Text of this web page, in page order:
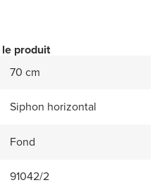
produit
70 cm
Siphon horizontal
Fond
91042/2